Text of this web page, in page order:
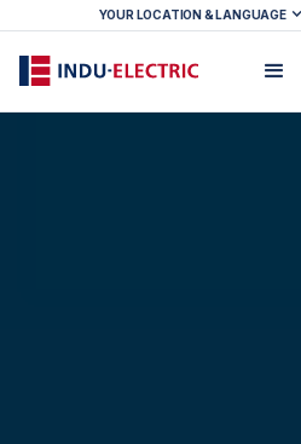
YOUR LOCATION & LANGUAGE